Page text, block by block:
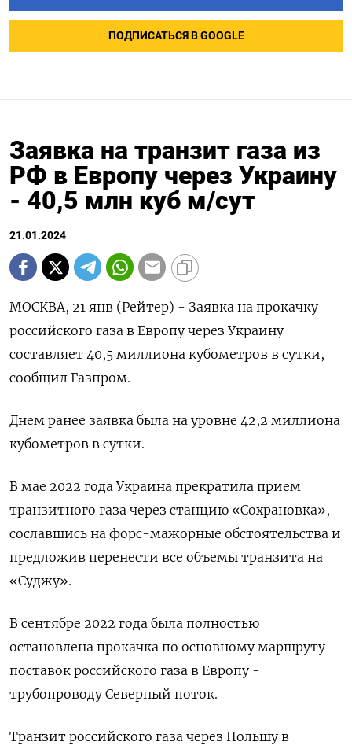
ПОДПИСАТЬСЯ В GOOGLE
Заявка на транзит газа из
РФ в Европу через Украину
- 40,5 млн куб м/сут
21.01.2024
МОСКВА, 21 янв (Рейтер) - Заявка на прокачку
российского газа в Европу через Украину
составляет 40,5 миллиона кубометров в сутки,
сообщил Газпром.
Днем ранее заявка была на уровне 42,2 миллиона
кубометров в сутки.
В мае 2022 года Украина прекратила прием
транзитного газа через станцию «Сохрановка»,
сославшись на форс-мажорные обстоятельства и
предложив перенести все объемы транзита на
«Суджу».
В сентябре 2022 года была полностью
остановлена прокачка по основному маршруту
поставок российского газа в Европу -
трубопроводу Северный поток.
Транзит российского газа через Польшу в